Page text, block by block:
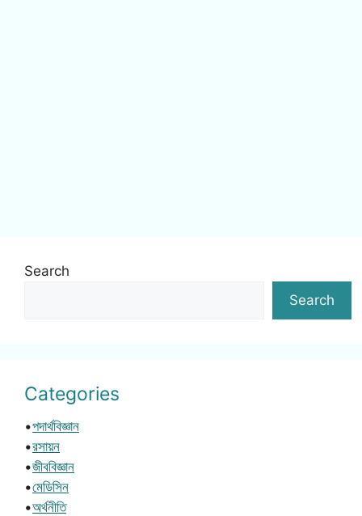
Search
Search
Categories
•পদার্থবিজ্ঞান
•রসায়ন
•জীববিজ্ঞান
•মেডিসিন
•অর্থনীতি